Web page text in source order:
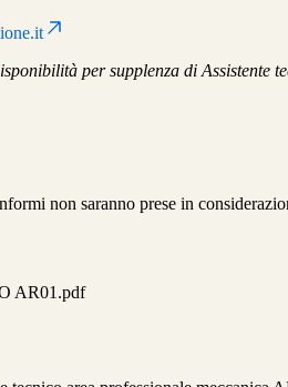
per supplenza di Assistente
non saranno prese in
AR01.pdf